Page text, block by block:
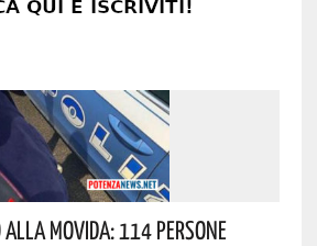
Alla Movida: 114 Persone